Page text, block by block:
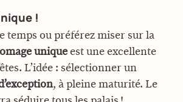
!
temps ou préférez miser sur la
unique est une excellente
L’idée : sélectionner un
, à pleine maturité. Le